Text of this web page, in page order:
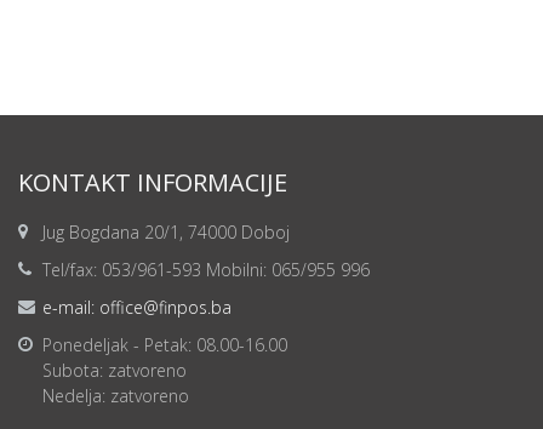
KONTAKT INFORMACIJE
Jug Bogdana 20/1, 74000 Doboj
Tel/fax: 053/961-593 Mobilni: 065/955 996
e-mail: office@finpos.ba
Ponedeljak - Petak: 08.00-16.00
Subota: zatvoreno
Nedelja: zatvoreno